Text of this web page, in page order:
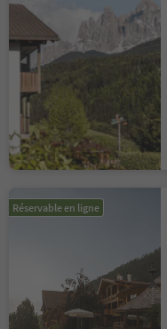
Réservable en ligne